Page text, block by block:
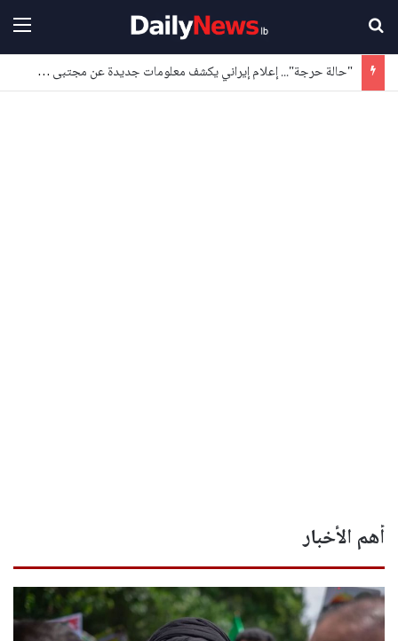
"حالة حرجة"... إعلام إيراني يكشف معلومات جديدة عن مجتبى خامنئي
أهم الأخبار